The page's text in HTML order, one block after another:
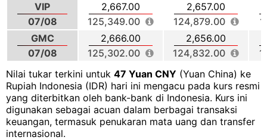
VIP
07/08
2,667.00
125,349.00
2,657.00
124,879.00
GMC
07/08
2,666.00
125,302.00
2,656.00
124,832.00
Nilai tukar terkini untuk 47 Yuan CNY (Yuan China) ke
Rupiah Indonesia (IDR) hari ini mengacu pada kurs resmi
yang diterbitkan oleh bank-bank di Indonesia. Kurs ini
digunakan sebagai acuan dalam berbagai transaksi
keuangan, termasuk penukaran mata uang dan transfer
internasional.